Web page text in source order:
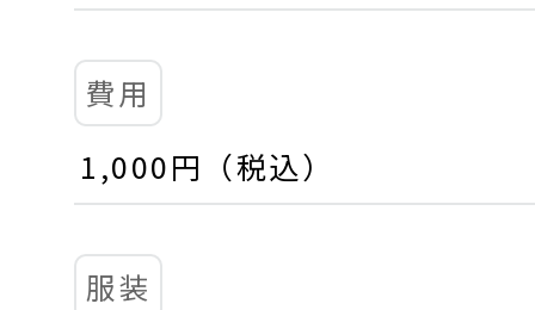
費用
1,000円（税込）
服装